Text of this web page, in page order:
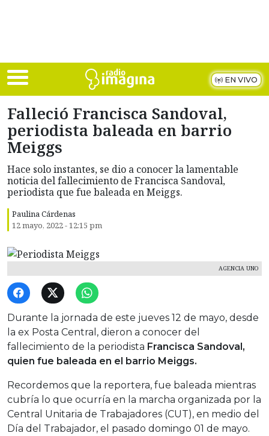
EN VIVO
Falleció Francisca Sandoval,
periodista baleada en barrio
Meiggs
Hace solo instantes, se dio a conocer la lamentable
noticia del fallecimiento de Francisca Sandoval,
periodista que fue baleada en Meiggs.
Paulina Cárdenas
12 mayo, 2022 - 12:15 pm
AGENCIA UNO
Durante la jornada de este jueves 12 de mayo, desde
la ex Posta Central, dieron a conocer del
fallecimiento de la periodista Francisca Sandoval,
quien fue baleada en el barrio Meiggs.
Recordemos que la reportera, fue baleada mientras
cubría lo que ocurría en la marcha organizada por la
Central Unitaria de Trabajadores (CUT), en medio del
Día del Trabajador, el pasado domingo 01 de mayo.